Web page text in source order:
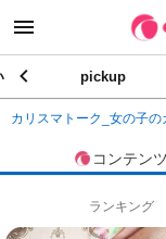
pickup
カリスマトーク_女の子
コンテンツ
ランキング